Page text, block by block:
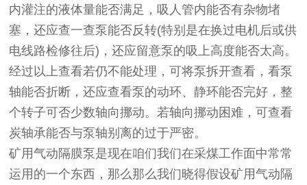
内灌注的液体量能否满足，吸人管内能否有杂物堵
塞，还应查一查泵能否反转(特别是在换过电机后或供
电线路检修往后)，还应留意泵的吸上高度能否太高。
经过以上查看若仍不能处理，可将泵拆开查看，看泵
轴能否折断，还应查看泵的动环、静环能否完好，整
个转子可否少数轴向挪动。若轴向挪动困难，可查看
炭轴承能否与泵轴别离的过于严密。
矿用气动隔膜泵是现在咱们我们在采煤工作面中常常
运用的一个东西，那么那么我们晓得假设矿用气动隔